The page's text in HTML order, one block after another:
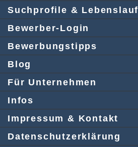
Suchprofile & Lebenslauf
Bewerber-Login
Bewerbungstipps
Blog
Für Unternehmen
Infos
Impressum & Kontakt
Datenschutzerklärung